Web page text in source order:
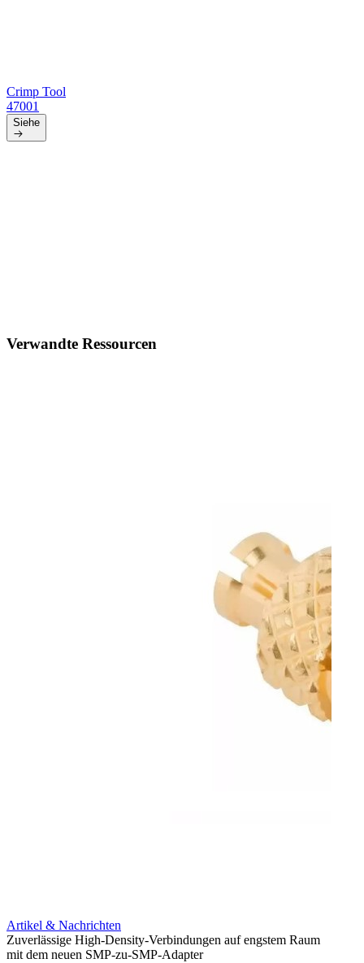
Crimp Tool
47001
Siehe
Verwandte Ressourcen
Artikel & Nachrichten
Zuverlässige High-Density-Verbindungen auf engstem Raum
mit dem neuen SMP-zu-SMP-Adapter